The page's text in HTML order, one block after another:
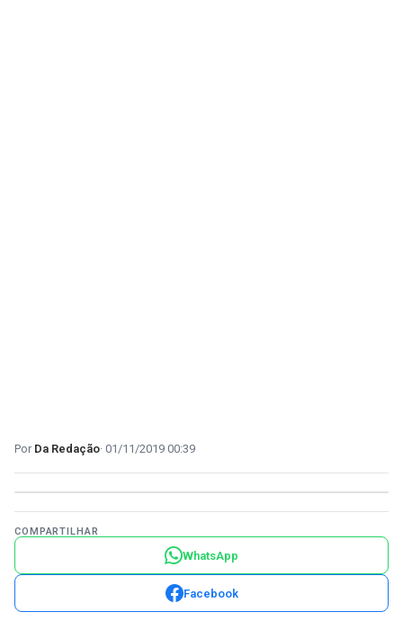
Da Redação 01/11/2019 00:39
COMPARTILHAR
WhatsApp
Facebook